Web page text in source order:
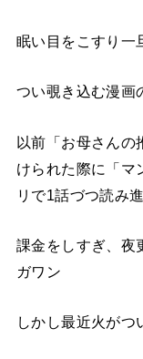
眠い目をこすり一
つい覗き込む漫画
以前「お母さんの
けられた際に「マ
リで1話づつ読み
課金をしすぎ、夜
ガワン
しかし最近火がつ